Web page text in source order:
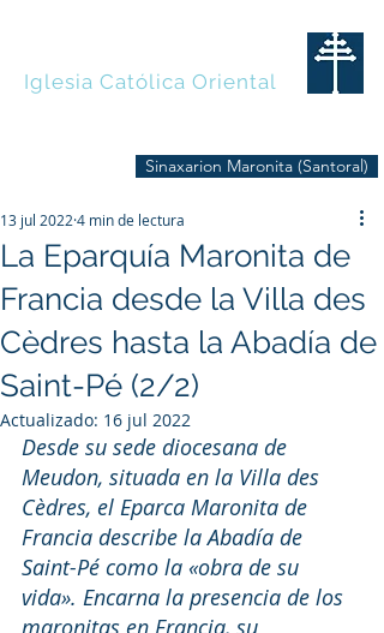
Iglesia Católica Oriental
Sinaxarion Maronita (Santoral)
La Eparquía Maronita de
Francia desde la Villa des
Cèdres hasta la Abadía de
Saint-Pé (2/2)
13 jul 2022 4 min de lectura
Actualizado: 16 jul 2022
Desde su sede diocesana de
Meudon, situada en la Villa des
Cèdres, el Eparca Maronita de
Francia describe la Abadía de
Saint-Pé como la «obra de su
vida». Encarna la presencia de los
maronitas en Francia, su